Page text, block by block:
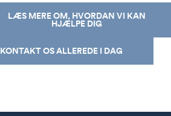
LÆS MERE OM, HVORDAN VI KAN
HJÆLPE DIG
KONTAKT OS ALLEREDE I DAG